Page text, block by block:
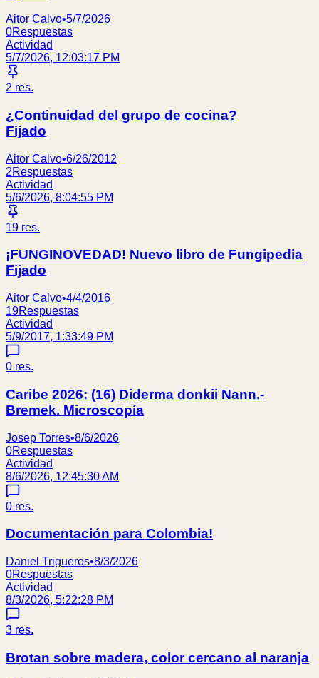
Aitor Calvo•5/7/2026
0Respuestas
Actividad
5/7/2026, 12:03:17 PM
2 res.
¿Continuidad del grupo de cocina?
Fijado
Aitor Calvo•6/26/2012
2Respuestas
Actividad
5/6/2026, 8:04:55 PM
19 res.
¡FUNGINOVEDAD! Nuevo libro de Fungipedia
Fijado
Aitor Calvo•4/4/2016
19Respuestas
Actividad
5/9/2017, 1:33:49 PM
0 res.
Caribe 2026: (16) Diderma donkii Nann.-
Bremek. Microscopía
Josep Torres•8/6/2026
0Respuestas
Actividad
8/6/2026, 12:45:30 AM
0 res.
Documentación para Colombia!
Daniel Trigueros•8/3/2026
0Respuestas
Actividad
8/3/2026, 5:22:28 PM
3 res.
Brotan sobre madera, color cercano al naranja